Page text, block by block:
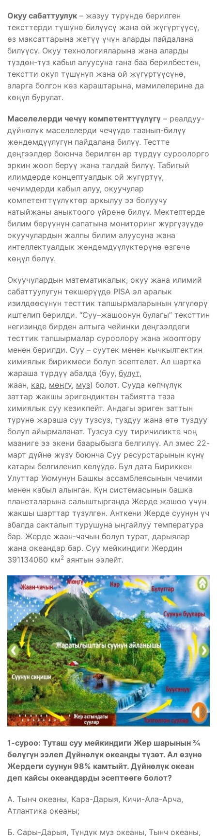
Окуу сабаттуулук – жазуу түрүндө берилген
тексттерди түшүнө билүүсү жана ой жүгүртүүсү,
өз максаттарына жетүү үчүн аларды пайдалана
билүүсү. Окуу технологияларына жана аларды
түздөн-түз кабыл алуусуна гана баа берилбестен,
текстти окуп түшүнүп жана ой жүгүртүүсүнө,
аларга болгон көз караштарына, мамилелерине да
көңүл бурулат.
Маселелерди чечүү компетенттүүлүгү – реалдуу-
дүйнөлүк маселелерди чечүүдө таанып-билүү
жөндөмдүүлүгүн пайдалана билүү. Тестте
деңгээлдер боюнча берилген ар түрдүү суроолорго
эркин жооп берүү жана талдай билүү. Табигый
илимдерде концептуалдык ой жүгүртүү,
чечимдерди кабыл алуу, окуучулар
компетенттүүлүктөр аркылуу ээ болуучу
натыйжаны аныктоого үйрөнө билүү. Мектептерде
билим берүүнүн сапатына мониторинг жүргүзүүдө
окуучулардын жалпы билим алуусуна жана
интеллектуалдык жөндөмдүүлүктөрүнө өзгөчө
көңүл бөлүү.
Окуучулардын математикалык, окуу жана илимий
сабаттуулугун текшерүүдө PISA эл аралык
изилдөөсүнүн тесттик тапшырмаларынын үлгүлөрү
иштелип берилди. “Суу–жашоонун булагы” тексттин
негизинде бирден алтыга чейинки деңгээлдеги
тесттик тапшырмалар суроолору жана жооптору
менен берилди. Суу – суутек менен кычкылтектин
химиялык бирикмеси болуп эсептелет. Ал шартка
жараша түрдүү абалда (буу, булут,
жаан, кар, мөңгү, муз) болот. Сууда көпчүлүк
заттар жакшы эригендиктен табиятта таза
химиялык суу кезикпейт. Андагы эриген заттын
түрүнө жараша суу тузсуз, туздуу жана өтө туздуу
болуп айырмаланат. Тузсуз суу тиричиликте чоң
мааниге ээ экени баарыбызга белгилүү. Ал эмес 22-
март дүйнө жүзү боюнча Суу ресурстарынын күнү
катары белгиленип келүүдө. Бул дата Бириккен
Улуттар Уюмунун Башкы ассамблеясынын чечими
менен кабыл алынган. Күн системасынын башка
планеталарына салыштырганда Жерде жашоо үчүн
жакшы шарттар түзүлгөн. Анткени Жерде суунун үч
абалда сакталып турушуна ыңгайлуу температура
бар. Жерде жаан-чачын болуп турат, дарыялар
жана океандар бар. Суу мейкиндиги Жердин
391134060 км2 аянтын ээлейт.
1-суроо: Туташ суу мейкиндиги Жер шарынын ¾
бөлүгүн ээлеп Дүйнөлүк океанды түзөт. Ал өзүнө
Жердеги суунун 98% камтыйт. Дүйнөлүк океан
деп кайсы океандарды эсептөөгө болот?
А. Тынч океаны, Кара-Дарыя, Кичи-Ала-Арча,
Атлантика океаны;
Б. Сары-Дарыя, Түндүк муз океаны, Тынч океаны,